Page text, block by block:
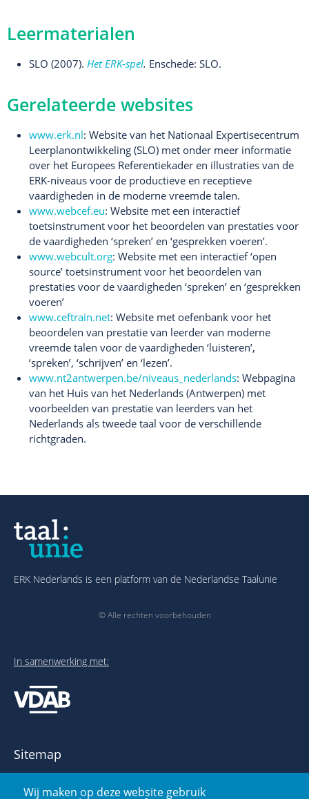
Leermaterialen
SLO (2007). Het ERK-spel. Enschede: SLO.
Gerelateerde websites
www.erk.nl: Website van het Nationaal Expertisecentrum
Leerplanontwikkeling (SLO) met onder meer informatie
over het Europees Referentiekader en illustraties van de
ERK-niveaus voor de productieve en receptieve
vaardigheden in de moderne vreemde talen.
www.webcef.eu: Website met een interactief
toetsinstrument voor het beoordelen van prestaties voor
de vaardigheden ‘spreken’ en ‘gesprekken voeren’.
www.webcult.org: Website met een interactief ‘open
source’ toetsinstrument voor het beoordelen van
prestaties voor de vaardigheden ‘spreken’ en ‘gesprekken
voeren’
www.ceftrain.net: Website met oefenbank voor het
beoordelen van prestatie van leerder van moderne
vreemde talen voor de vaardigheden ‘luisteren’,
‘spreken’, ‘schrijven’ en ‘lezen’.
www.nt2antwerpen.be/niveaus_nederlands: Webpagina
van het Huis van het Nederlands (Antwerpen) met
voorbeelden van prestatie van leerders van het
Nederlands als tweede taal voor de verschillende
richtgraden.
ERK Nederlands is een platform van de Nederlandse Taalunie
© Alle rechten voorbehouden
In samenwerking met:
Sitemap
Publicaties en links
Wij maken op deze website gebruik